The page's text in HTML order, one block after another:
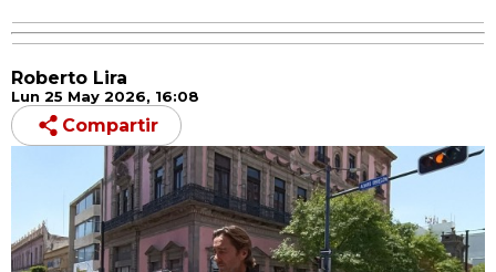
Roberto Lira
Lun 25 May 2026, 16:08
Compartir